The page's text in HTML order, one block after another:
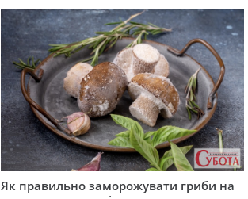
Як правильно заморожувати гриби на